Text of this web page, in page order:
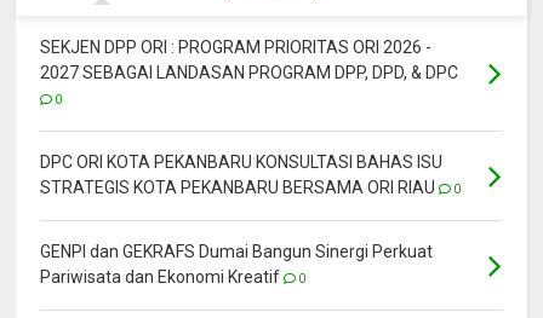
SEKJEN DPP ORI : PROGRAM PRIORITAS ORI 2026 -
2027 SEBAGAI LANDASAN PROGRAM DPP, DPD, & DPC
0
DPC ORI KOTA PEKANBARU KONSULTASI BAHAS ISU
STRATEGIS KOTA PEKANBARU BERSAMA ORI RIAU
0
GENPI dan GEKRAFS Dumai Bangun Sinergi Perkuat
Pariwisata dan Ekonomi Kreatif
0